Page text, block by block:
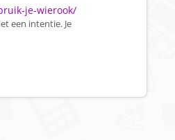
je-wierook/
een intentie. Je